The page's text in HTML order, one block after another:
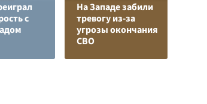
с
На Западе забили
тревогу из-за
угрозы окончания
СВО